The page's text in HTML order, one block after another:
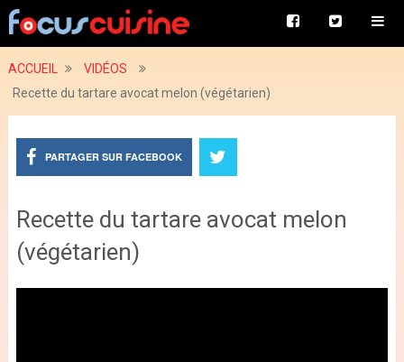
ACCUEIL
VIDÉOS
Recette du tartare avocat melon (végétarien)
PARTAGER SUR FACEBOOK
Recette du tartare avocat melon
(végétarien)